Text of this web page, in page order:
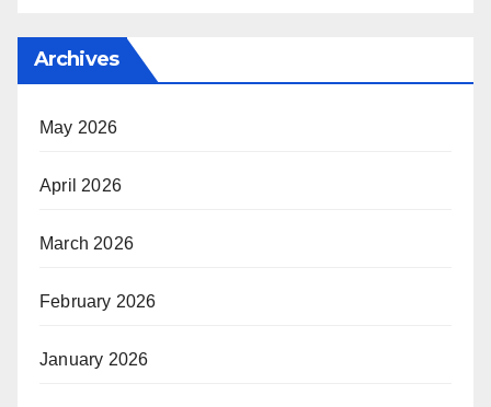
Archives
May 2026
April 2026
March 2026
February 2026
January 2026